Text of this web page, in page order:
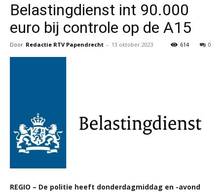
Belastingdienst int 90.000
euro bij controle op de A15
Door Redactie RTV Papendrecht - 13 oktober 2023 0
614
REGIO – De politie heeft donderdagmiddag en -avond